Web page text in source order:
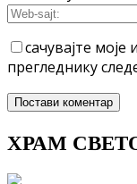
сачувајте
прегледнику
ХРАМ